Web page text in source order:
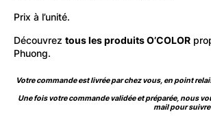
Prix à l’unité.
Découvrez tous les produits O’COLOR
Phuong.
Votre commande est livrée par chez vous, en point
Une fois votre commande validée et préparée, nous
mail pour